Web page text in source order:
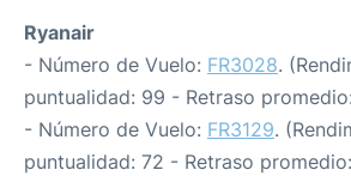
Ryanair
- Número de Vuelo: FR3028.
puntualidad: 99 - Retraso
- Número de Vuelo: FR3129.
puntualidad: 72 - Retraso